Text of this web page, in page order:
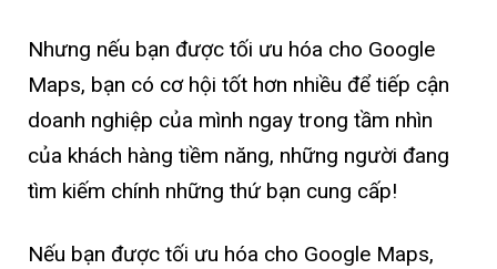
Nhưng nếu bạn được tối ưu hóa cho Google
Maps, bạn có cơ hội tốt hơn nhiều để tiếp cận
doanh nghiệp của mình ngay trong tầm nhìn
của khách hàng tiềm năng, những người đang
tìm kiếm chính những thứ bạn cung cấp!
Nếu bạn được tối ưu hóa cho Google Maps,